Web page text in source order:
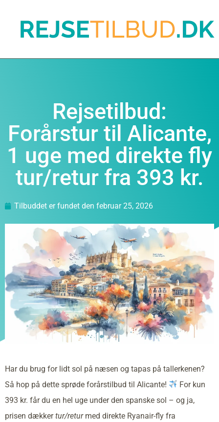
Rejsetilbud:
Forårstur til Alicante,
1 uge med direkte fly
tur/retur fra 393 kr.
Tilbuddet er fundet den februar 25, 2026
Har du brug for lidt sol på næsen og tapas på tallerkenen?
Så hop på dette sprøde forårstilbud til Alicante!
For kun
393 kr. får du en hel uge under den spanske sol – og ja,
prisen dækkertur/returmed direkte Ryanair-fly fra